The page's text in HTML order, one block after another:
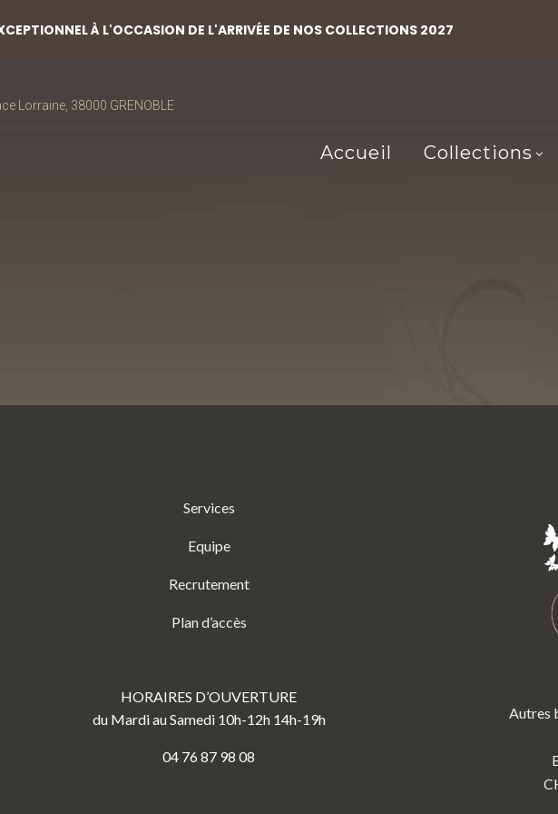
Lorraine, 38000 GRENOBLE
Accueil Collections
Services
Equipe
Recrutement
Plan d’accès
HORAIRES D’OUVERTURE
du Mardi au Samedi 10h-12h 14h-19h
04 76 87 98 08
Autres
À L'OCCASION DE L'ARRIVÉE DE NOS COLLECTIONS 2027